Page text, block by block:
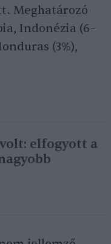
Meghatározó
Indonézia (6–
(3%),
elfogyott a